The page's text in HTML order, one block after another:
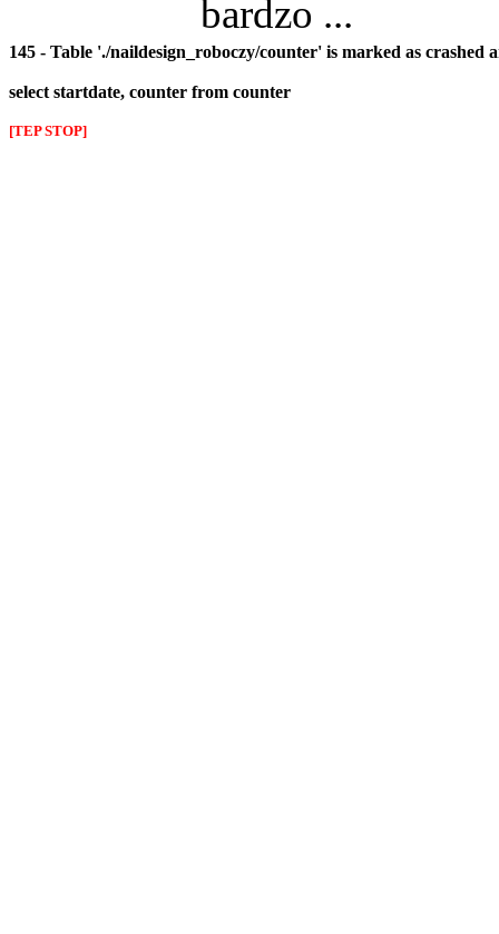
bardzo ...
145 - Table './naildesign_roboczy/counter' is marked as crashed
select startdate, counter from counter
[TEP STOP]